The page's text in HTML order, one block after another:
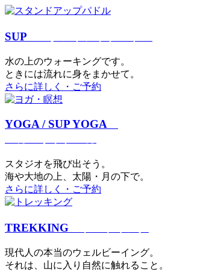
SUP
⽔の上のウォーキングです。
ときには流れに身をまかせて。
さらに詳しく・ご予約
YOGA / SUP YOGA
スタジオを⾶び出そう。
海や大地の上、太陽・⽉の下で。
さらに詳しく・ご予約
TREKKING
現代⼈の本当のウェルビーイング。
それは、⼭に⼊り⾃然に触れること。